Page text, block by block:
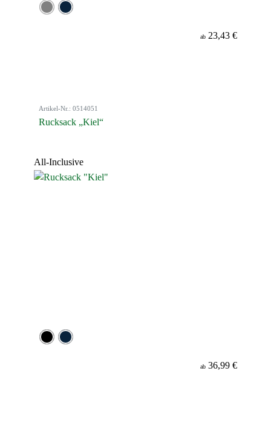
ab 23,43 €
Artikel-Nr.: 0514051
Rucksack „Kiel“
All-Inclusive
ab 36,99 €